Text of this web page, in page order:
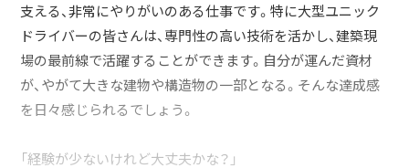
支える、非常にやりがいのある仕事です。特に大型ユニック
ドライバーの皆さんは、専門性の高い技術を活かし、建築現
場の最前線で活躍することができます。自分が運んだ資材
が、やがて大きな建物や構造物の一部となる。そんな達成感
を日々感じられるでしょう。
「経験が少ないけれど大丈夫かな？」